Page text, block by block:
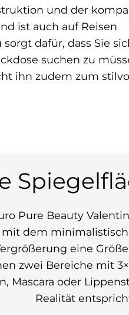
und der
ist auch auf Reisen
dafür, dass Sie
suchen zu
ihn zudem zum
Pure Beauty
dem
eine
zwei Bereiche mit
Mascara oder
Realität